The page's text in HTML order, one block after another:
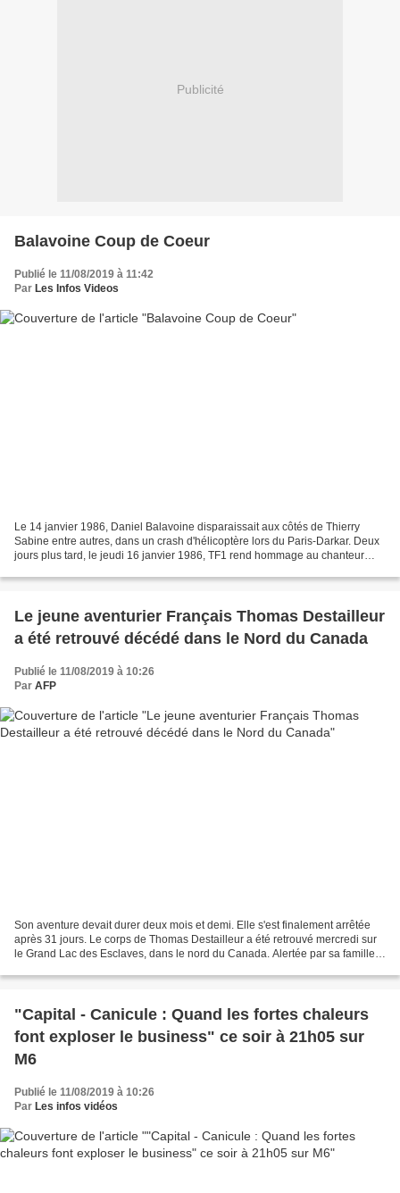
Publicité
Balavoine Coup de Coeur
Publié le 11/08/2019 à 11:42
Par Les Infos Videos
Le 14 janvier 1986, Daniel Balavoine disparaissait aux côtés de Thierry
Sabine entre autres, dans un crash d'hélicoptère lors du Paris-Darkar. Deux
jours plus tard, le jeudi 16 janvier 1986, TF1 rend hommage au chanteur
Le jeune aventurier Français Thomas Destailleur
a été retrouvé décédé dans le Nord du Canada
Publié le 11/08/2019 à 10:26
Par AFP
Son aventure devait durer deux mois et demi. Elle s'est finalement arrêtée
après 31 jours. Le corps de Thomas Destailleur a été retrouvé mercredi sur
le Grand Lac des Esclaves, dans le nord du Canada. Alertée par sa famille,
"Capital - Canicule : Quand les fortes chaleurs
font exploser le business" ce soir à 21h05 sur
M6
Publié le 11/08/2019 à 10:26
Par Les infos vidéos